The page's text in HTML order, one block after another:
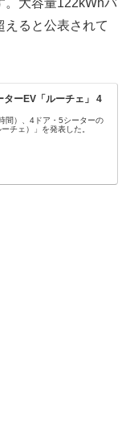
えると公表されて
ターEV「ルーチェ」 4
間）、4ドア・5シーターの
チェ）」を発表した。